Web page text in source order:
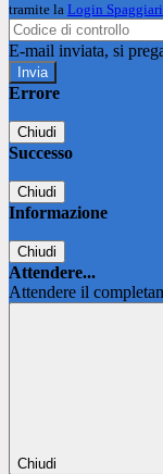
tramite la Login Spaggiari
E-mail inviata, si
Errore
Chiudi
Successo
Chiudi
Informazione
Chiudi
Attendere...
Attendere il
Chiudi